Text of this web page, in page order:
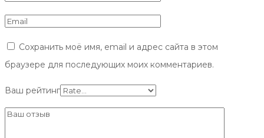
Сохранить моё имя, email и адрес сайта в этом
браузере для последующих моих комментариев.
Ваш рейтинг